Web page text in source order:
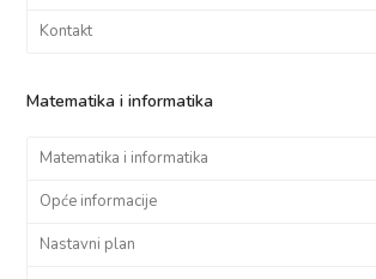
Kontakt
Matematika i informatika
Matematika i informatika
Opće informacije
Nastavni plan